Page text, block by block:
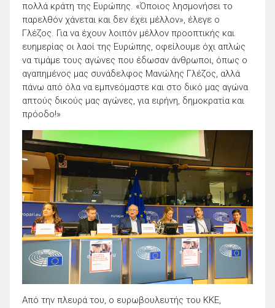
πολλά κράτη της Ευρώπης. «Όποιος λησμονήσει το
παρελθόν χάνεται και δεν έχει μέλλον», έλεγε ο
Γλέζος. Για να έχουν λοιπόν μέλλον προοπτικής και
ευημερίας οι λαοί της Ευρώπης, οφείλουμε όχι απλώς
να τιμάμε τους αγώνες που έδωσαν άνθρωποι, όπως ο
αγαπημένος μας συνάδελφος Μανώλης Γλέζος, αλλά
πάνω από όλα να εμπνεόμαστε και στο δικό μας αγώνα
απτούς δικούς μας αγώνες, για ειρήνη, δημοκρατία και
πρόοδο!»
Από την πλευρά του, ο ευρωβουλευτής του ΚΚΕ,